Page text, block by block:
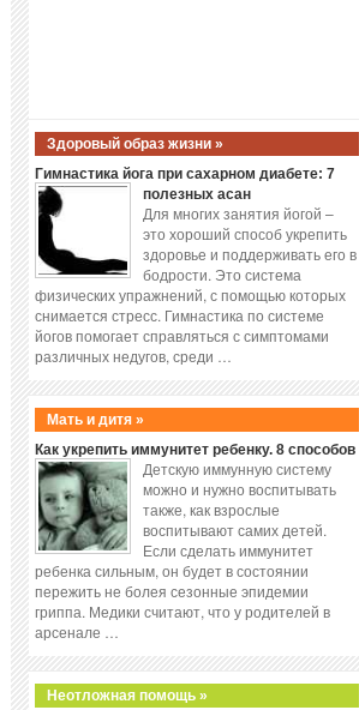
Здоровый образ жизни »
Гимнастика йога при сахарном диабете: 7
полезных асан
Для многих занятия йогой –
это хороший способ укрепить
здоровье и поддерживать его в
бодрости. Это система
физических упражнений, с помощью которых
снимается стресс. Гимнастика по системе
йогов помогает справляться с симптомами
различных недугов, среди …
Мать и дитя »
Как укрепить иммунитет ребенку. 8 способов
Детскую иммунную систему
можно и нужно воспитывать
также, как взрослые
воспитывают самих детей.
Если сделать иммунитет
ребенка сильным, он будет в состоянии
пережить не болея сезонные эпидемии
гриппа. Медики считают, что у родителей в
арсенале …
Неотложная помощь »